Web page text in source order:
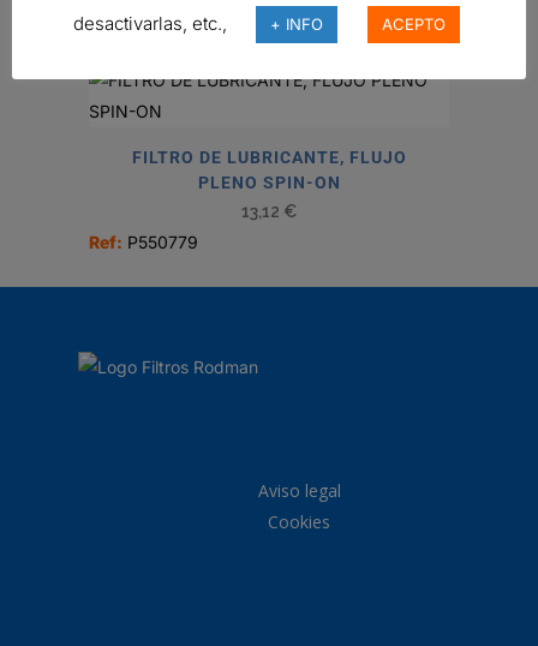
Ref:P551048
FILTRO DE LUBRICANTE, FLUJO
PLENO SPIN-ON
13,12 €
Ref: P550779
Aviso legal
Cookies
desactivarlas, etc.,
+ INFO ACEPTO